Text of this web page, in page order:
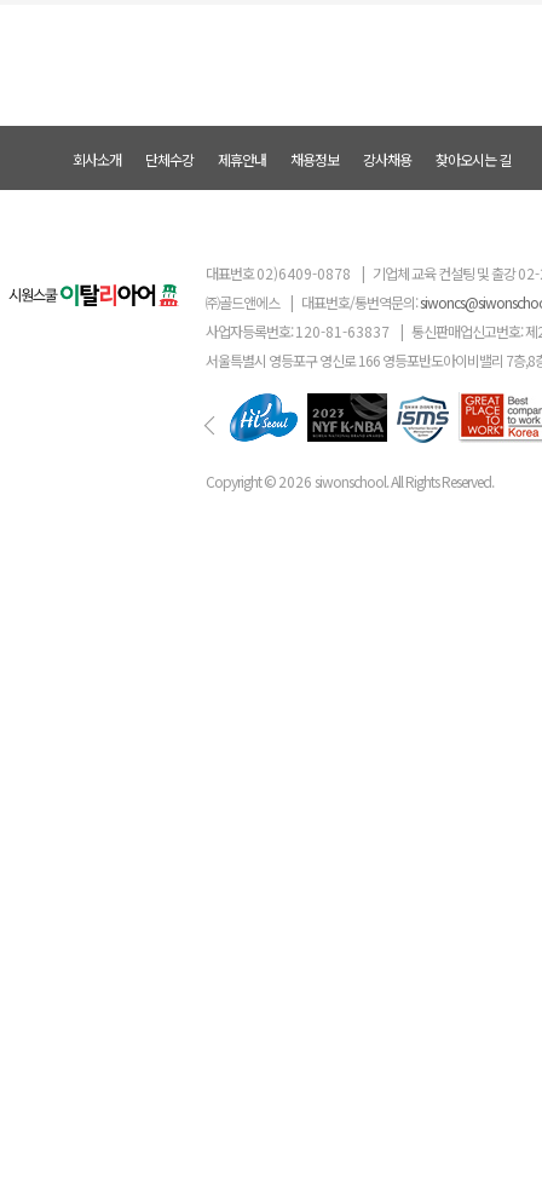
회사소개 단체수강 제휴안내 채용정보 강사채용 찾아오시는 길
대표번호02)6409-0878 | 기업체 교육 컨설팅 및 출강
㈜골드앤에스 | 대표번호/통번역문의:
사업자등록번호:120-81-63837 | 통신판매업신고번호: 제
서울특별시 영등포구 영신로 166 영등포반도아이비밸리 7층,8
Copyright ©2026 siwonschool. All Rights Reserved.